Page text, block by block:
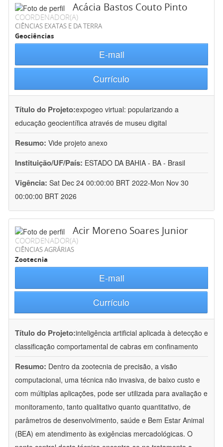
Acácia Bastos Couto Pinto
COORDENADOR(A)
CIÊNCIAS EXATAS E DA TERRA
Geociências
E-mail
Currículo
Título do Projeto:expogeo virtual: popularizando a
educação geocientífica através de museu digital
Resumo: Vide projeto anexo
Instituição/UF/País: ESTADO DA BAHIA - BA - Brasil
Vigência: Sat Dec 24 00:00:00 BRT 2022-Mon Nov 30
00:00:00 BRT 2026
Acir Moreno Soares Junior
COORDENADOR(A)
CIÊNCIAS AGRÁRIAS
Zootecnia
E-mail
Currículo
Título do Projeto:inteligência artificial aplicada à detecção e
classificação comportamental de cabras em confinamento
Resumo: Dentro da zootecnia de precisão, a visão
computacional, uma técnica não invasiva, de baixo custo e
com múltiplas aplicações, pode ser utilizada para avaliação e
monitoramento, tanto qualitativo quanto quantitativo, de
parâmetros de desenvolvimento, saúde e Bem Estar Animal
(BEA) em atendimento às exigências mercadológicas. O